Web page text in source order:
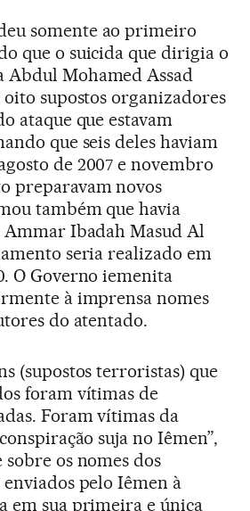
somente ao primeiro
que o suicida que dirigia o
Abdul Mohamed Assad
supostos organizadores
ataque que estavam
que seis deles haviam
de 2007 e novembro
preparavam novos
também que havia
Ibadah Masud Al
seria realizado em
O Governo iemenita
à imprensa nomes
do atentado.
(supostos terroristas) que
foram vítimas de
Foram vítimas da
suja no Iêmen”,
os nomes dos
pelo Iêmen à
em sua primeira e única